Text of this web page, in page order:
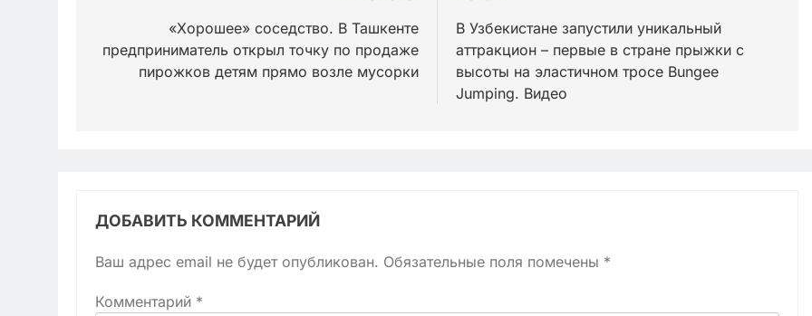
записям
«Хорошее» соседство. В Ташкенте
предприниматель открыл точку по продаже
пирожков детям прямо возле мусорки
В Узбекистане запустили уникальный
аттракцион – первые в стране прыжки с
высоты на эластичном тросе Bungee
Jumping. Видео
ДОБАВИТЬ КОММЕНТАРИЙ
Ваш адрес email не будет опубликован. Обязательные поля помечены *
Комментарий *